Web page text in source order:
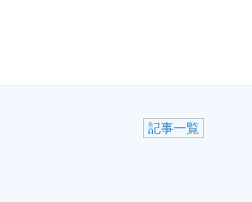
記事一覧